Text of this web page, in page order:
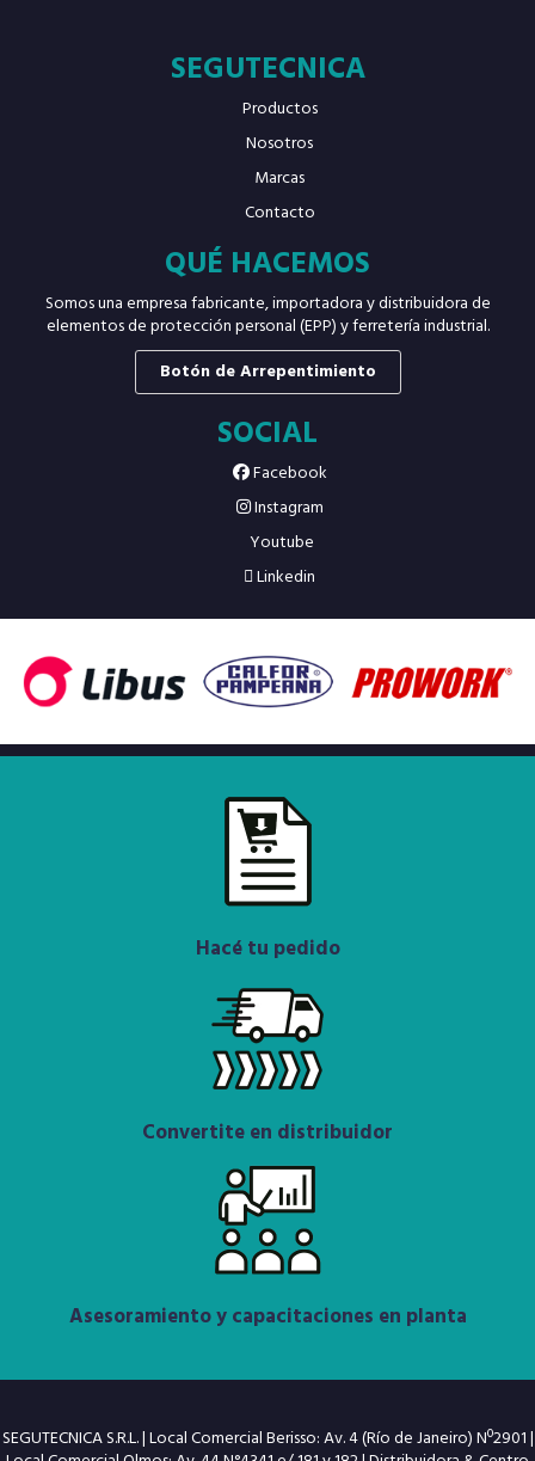
SEGUTECNICA
Productos
Nosotros
Marcas
Contacto
QUÉ HACEMOS
Somos una empresa fabricante, importadora y distribuidora de
elementos de protección personal (EPP) y ferretería industrial.
Botón de Arrepentimiento
SOCIAL
Facebook
Instagram
Youtube
Linkedin
Hacé tu pedido
Convertite en distribuidor
Asesoramiento y capacitaciones en planta
SEGUTECNICA S.R.L. | Local Comercial Berisso: Av. 4 (Río de Janeiro) Nº2901 |